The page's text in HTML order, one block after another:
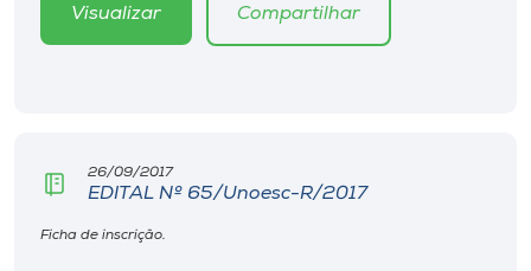
Unoesc
o idioma
Visualizar Compartilhar
26/09/2017
EDITAL Nº 65/Unoesc-R/2017
Ficha de inscrição.